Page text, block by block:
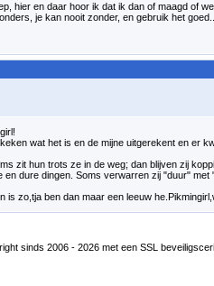
hier en daar hoor ik dat ik dan of maagd of
je kan nooit zonder, en gebruik het goed..
wat het is en de mijne uitgerekent en er
zit hun trots ze in de weg; dan blijven zij
en dure dingen. Soms verwarren zij "duur"
is zo,tja ben dan maar een leeuw
sinds 2006 - 2026 met een SSL